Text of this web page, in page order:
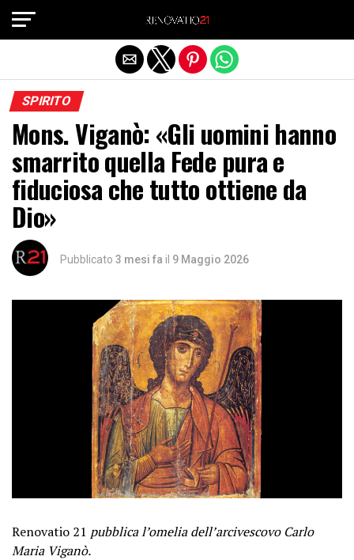
SPIRITO
Mons. Viganò: «Gli uomini hanno
smarrito quella Fede pura e
fiduciosa che tutto ottiene da
Dio»
Pubblicato 3 mesi fa il 9 Maggio 2026
Renovatio 21 pubblica l’omelia dell’arcivescovo Carlo
Maria Viganò.
Exit mobile version